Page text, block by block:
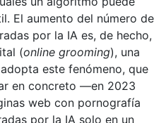
El aumento del número de
por la IA es, de hecho,
(online grooming), una
este fenómeno, que
en concreto —en 2023
web con pornografía
por la IA solo en un